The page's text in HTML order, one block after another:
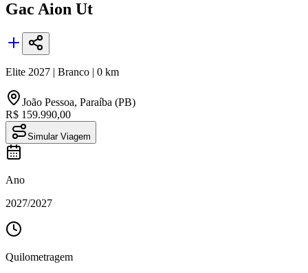
Gac Aion Ut
Elite 2027 | Branco | 0 km
João Pessoa, Paraíba (PB)
R$ 159.990,00
Simular Viagem
Ano
2027/2027
Quilometragem